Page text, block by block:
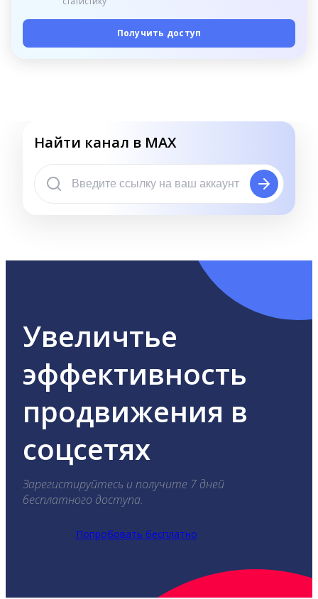
Получить доступ
Найти канал в MAX
Увеличтье
эффективность
продвижения в
соцсетях
Зарегистируйтесь и получите 7 дней
бесплатного доступа.
Попробовать бесплатно